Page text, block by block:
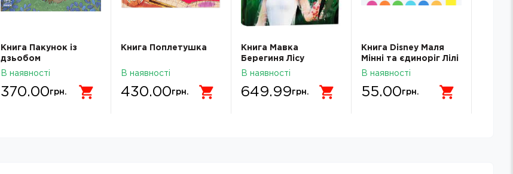
Книга Пакунок із
дзьобом
В наявності
370.00грн.
Книга Поплетушка
В наявності
430.00грн.
Книга Мавка
Берегиня Лісу
ЛП902256У
В наявності
649.99грн.
Книга Disney Маля
Мінні та єдиноріг Лілі
у пошуках веселки
В наявності
55.00грн.